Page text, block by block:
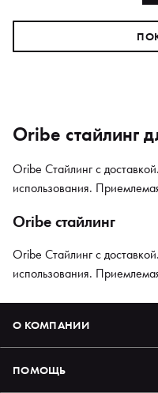
Oribe стайлинг
Oribe Стайлинг с
использования.
Oribe стайлинг
Oribe Стайлинг с
использования.
О КОМПАНИИ
ПОМОЩЬ